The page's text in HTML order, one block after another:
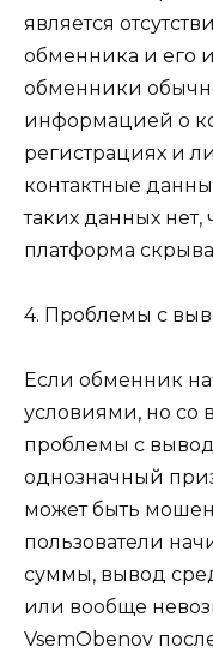
является
обменника и его
обменники
информацией о
регистрациях и
контактные
таких данных нет,
платформа
4. Проблемы с
Если обменник
условиями, но со
проблемы с
однозначный
может быть
пользователи
суммы, вывод
или вообще
VsemObenov